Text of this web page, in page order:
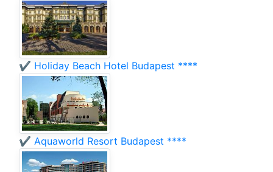
✔️ Holiday Beach Hotel Budapest ****
✔️ Aquaworld Resort Budapest ****